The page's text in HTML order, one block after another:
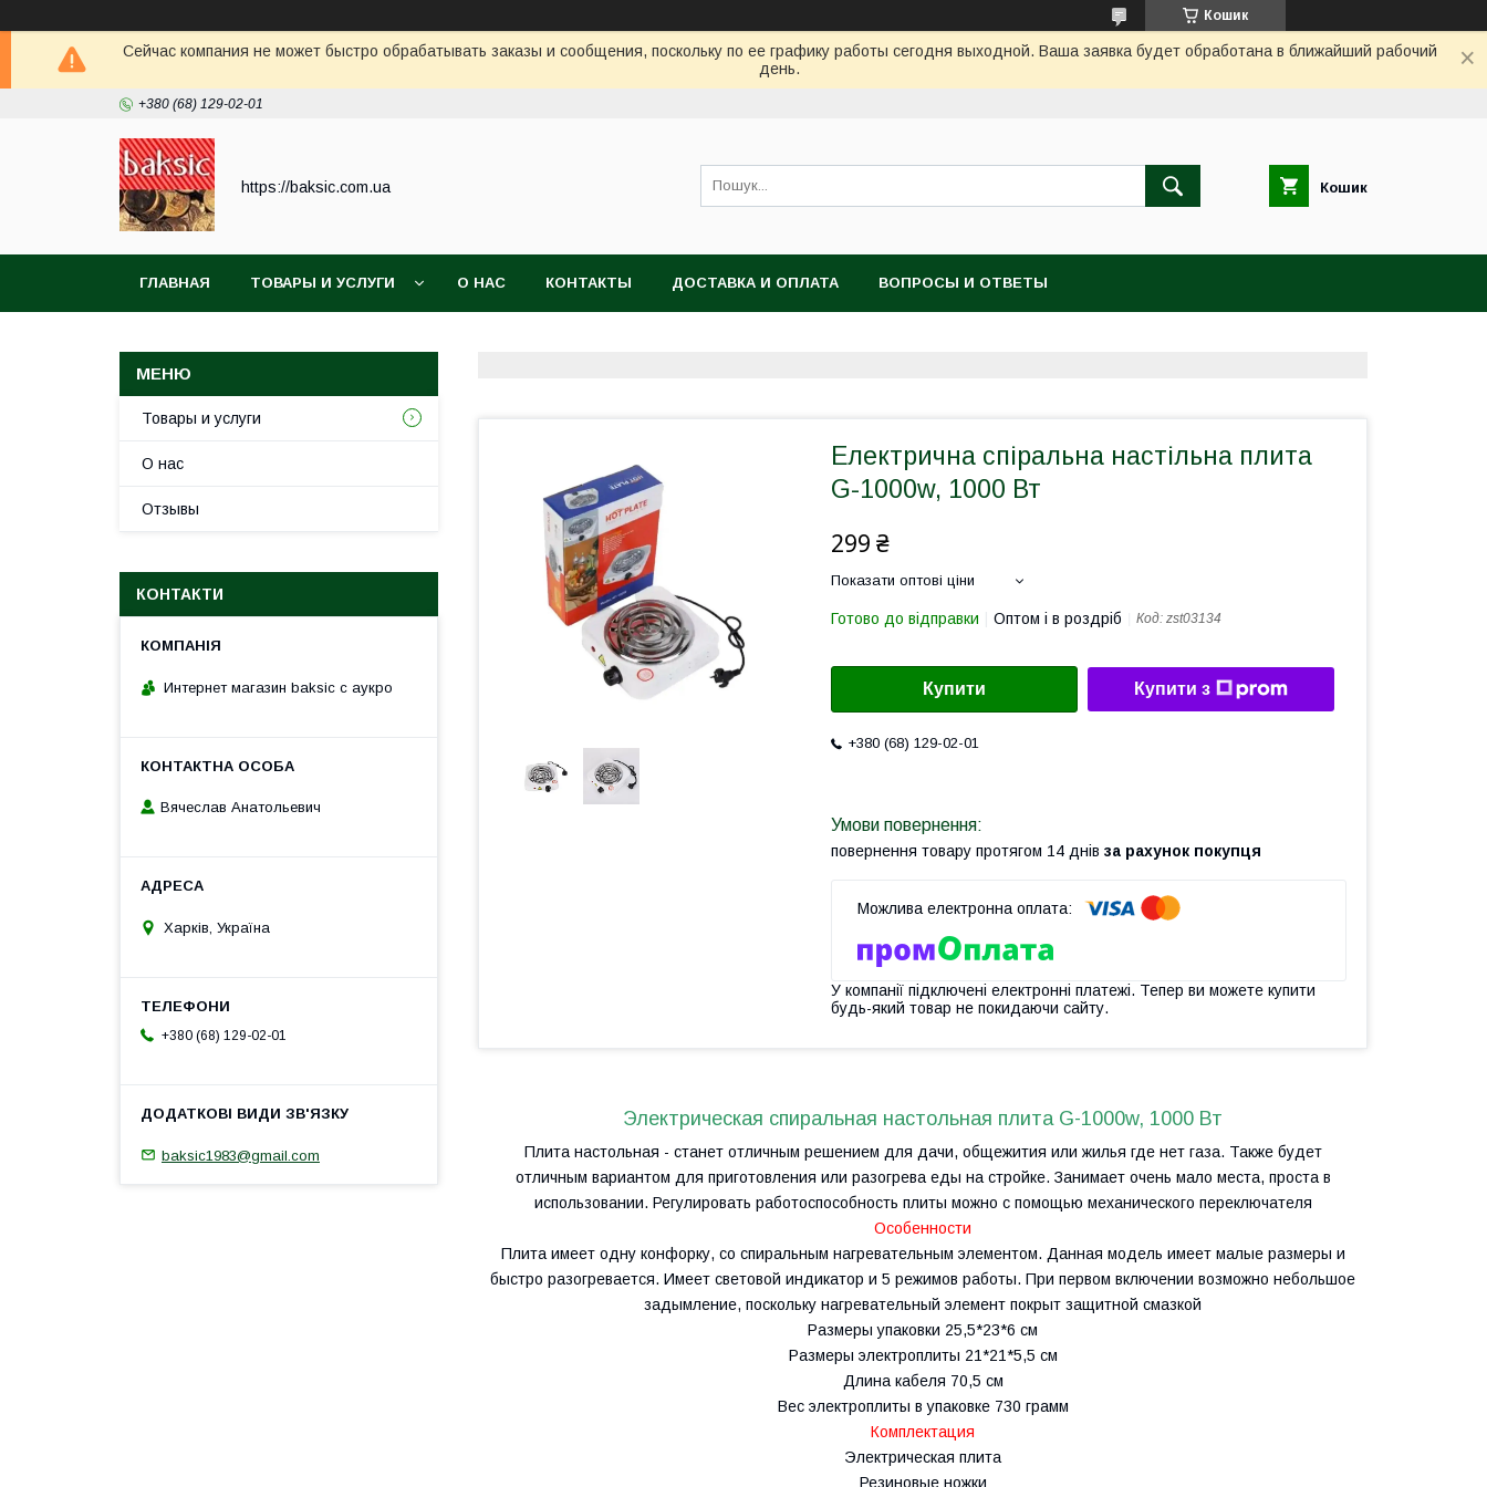
Кошик
Сейчас компания не может быстро обрабатывать заказы и сообщения, поскольку по ее графику работы сегодня выходной. Ваша заявка будет обработана в ближайший рабочий
день.
+380 (68) 129-02-01
https://baksic.com.ua Кошик
ГЛАВНАЯ ТОВАРЫ И УСЛУГИ О НАС КОНТАКТЫ ДОСТАВКА И ОПЛАТА ВОПРОСЫ И ОТВЕТЫ
Електрична спіральна настільна плита
G-1000w, 1000 Вт
299 ₴
Показати оптові ціни
Готово до відправки Оптом і в роздріб Код: zst03134
Купити Купити з
+380 (68) 129-02-01
повернення товару протягом 14 днів за рахунок покупця
У компанії підключені електронні платежі. Тепер ви можете купити
будь-який товар не покидаючи сайту.
Электрическая спиральная настольная плита G-1000w, 1000 Вт
Плита настольная - станет отличным решением для дачи, общежития или жилья где нет газа. Также будет
отличным вариантом для приготовления или разогрева еды на стройке. Занимает очень мало места, проста в
использовании. Регулировать работоспособность плиты можно с помощью механического переключателя
Особенности
Плита имеет одну конфорку, со спиральным нагревательным элементом. Данная модель имеет малые размеры и
быстро разогревается. Имеет световой индикатор и 5 режимов работы. При первом включении возможно небольшое
задымление, поскольку нагревательный элемент покрыт защитной смазкой
Размеры упаковки 25,5*23*6 см
Размеры электроплиты 21*21*5,5 см
Длина кабеля 70,5 см
Вес электроплиты в упаковке 730 грамм
Комплектация
Электрическая плита
Резиновые ножки
Товары и услуги
О нас
Отзывы
КОНТАКТИ
Интернет магазин baksic с аукро
Вячеслав Анатольевич
Харків, Україна
+380 (68) 129-02-01
baksic1983@gmail.com